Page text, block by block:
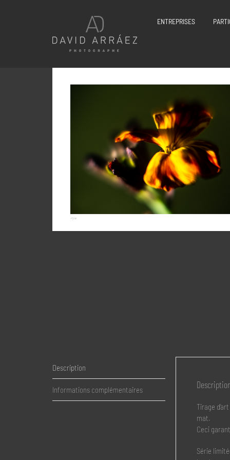
ENTREPRISES
Description
Informations complémentaires
Tirage
mat.
Ceci
Série